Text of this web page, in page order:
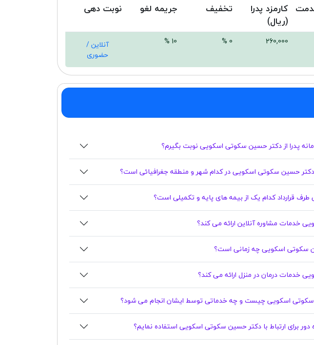
کارمزد پدرا
(ریال)
تخفیف جریمه لغو نوبت دهی
260,000
0 %
10 %
آنلاین /
حضوری
پدرا از دکتر حسین سکوتی اسکویی نوبت بگیرم؟
حسین سکوتی اسکویی در کدام شهر و منطقه جغرافیائی است؟
قرارداد کدام یک از بیمه های پایه و تکمیلی است؟
خدمات مشاوره آنلاین ارائه می کند؟
سکوتی اسکویی چه زمانی است؟
خدمات درمان در منزل ارائه می کند؟
اسکویی چیست و چه خدماتی توسط ایشان انجام می شود؟
دور برای ارتباط با دکتر حسین سکوتی اسکویی استفاده نمایم؟